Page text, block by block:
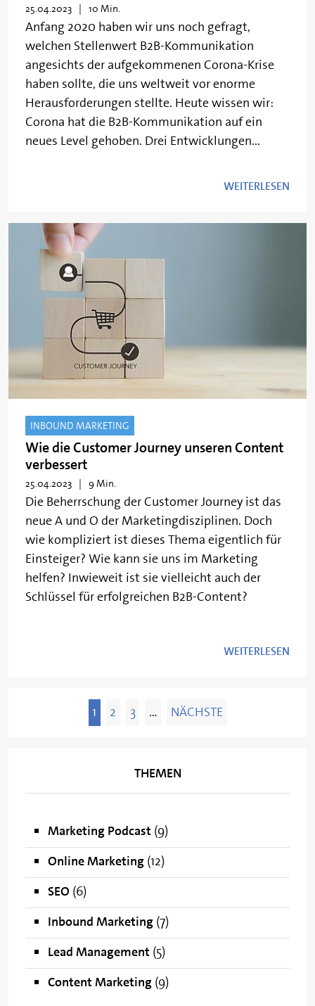
25.04.2023 10 Min.
Anfang 2020 haben wir uns noch gefragt,
welchen Stellenwert B2B-Kommunikation
angesichts der aufgekommenen Corona-Krise
haben sollte, die uns weltweit vor enorme
Herausforderungen stellte. Heute wissen wir:
Corona hat die B2B-Kommunikation auf ein
neues Level gehoben. Drei Entwicklungen...
WEITERLESEN
INBOUND MARKETING
Wie die Customer Journey unseren Content
verbessert
25.04.2023 9 Min.
Die Beherrschung der Customer Journey ist das
neue A und O der Marketingdisziplinen. Doch
wie kompliziert ist dieses Thema eigentlich für
Einsteiger? Wie kann sie uns im Marketing
helfen? Inwieweit ist sie vielleicht auch der
Schlüssel für erfolgreichen B2B-Content?
WEITERLESEN
1 2 3 … NÄCHSTE
THEMEN
Marketing Podcast (9)
Online Marketing (12)
SEO (6)
Inbound Marketing (7)
Lead Management (5)
Content Marketing (9)